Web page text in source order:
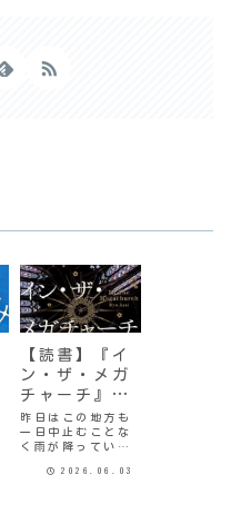
【読書】『イ
ン・ザ・メガ
チャーチ』｜
没入する人々
の危うさ
昨日はこの地方も
一日中止むことな
く雨が降ってい
雨足がすごく強く
2026.06.03